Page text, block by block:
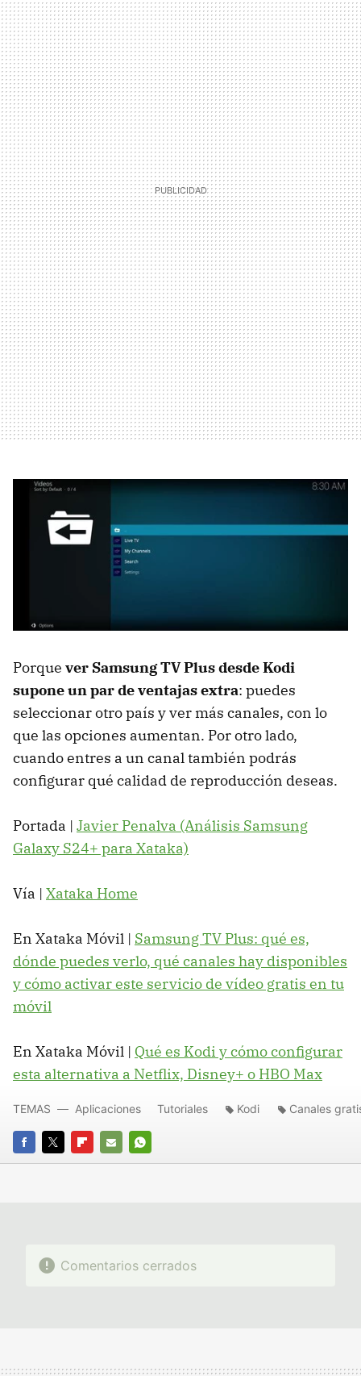
Porque ver Samsung TV Plus desde Kodi
supone un par de ventajas extra: puedes
seleccionar otro país y ver más canales, con lo
que las opciones aumentan. Por otro lado,
cuando entres a un canal también podrás
configurar qué calidad de reproducción deseas.
Portada | Javier Penalva (Análisis Samsung
Galaxy S24+ para Xataka)
Vía | Xataka Home
En Xataka Móvil | Samsung TV Plus: qué es,
dónde puedes verlo, qué canales hay disponibles
y cómo activar este servicio de vídeo gratis en tu
móvil
En Xataka Móvil | Qué es Kodi y cómo configurar
esta alternativa a Netflix, Disney+ o HBO Max
FACEBOOK
TWITTERFLIPBOARD
E-
WHATSAPP
TEMAS Aplicaciones Tutoriales Kodi Canales
Comentarios cerrados